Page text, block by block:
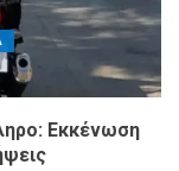
Εκκένωση